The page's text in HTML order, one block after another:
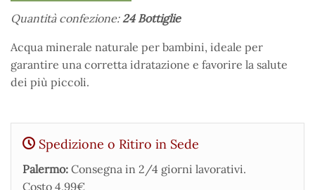
Quantità confezione:24 Bottiglie
Acqua minerale naturale per bambini, ideale per
garantire una corretta idratazione e favorire la salute
dei più piccoli.
Spedizione o Ritiro in Sede
Palermo: Consegna in 2/4 giorni lavorativi.
Costo 4,99€